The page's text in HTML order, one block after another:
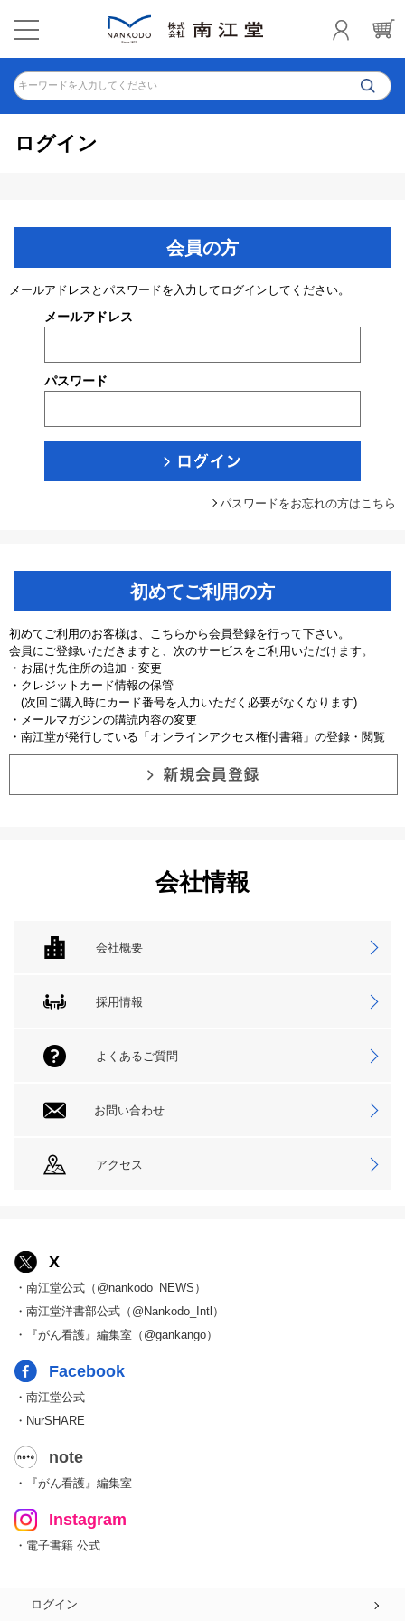
キーワードを入力してください
ログイン
会員の方
メールアドレスとパスワードを入力してログインしてください。
メールアドレス
パスワード
パスワードをお忘れの方はこちら
初めてご利用の方
初めてご利用のお客様は、こちらから会員登録を行って下さい。
会員にご登録いただきますと、次のサービスをご利用いただけます。
・お届け先住所の追加・変更
・クレジットカード情報の保管
(次回ご購入時にカード番号を入力いただく必要がなくなります)
・メールマガジンの購読内容の変更
・南江堂が発行している「オンラインアクセス権付書籍」の登録・閲覧
会社情報
会社概要
採用情報
よくあるご質問
お問い合わせ
アクセス
X
・南江堂公式（@nankodo_NEWS）
・南江堂洋書部公式（@Nankodo_Intl）
・『がん看護』編集室（@gankango）
Facebook
・南江堂公式
・NurSHARE
note
・『がん看護』編集室
Instagram
・電子書籍 公式
ログイン